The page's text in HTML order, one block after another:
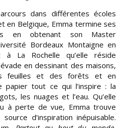
dans différentes écoles
en Belgique, Emma termine ses
en obtenant son Master
Bordeaux Montaigne en
à La Rochelle qu’elle réside
en dessinant des maisons,
feuilles et des forêts et en
papier tout ce qui l’inspire : la
les nuages et l’eau. Qu’elle
à perte de vue, Emma trouve
source d’inspiration inépuisable.